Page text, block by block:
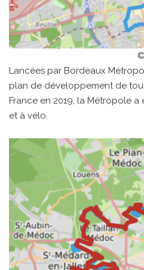
Lancées par Bordeaux
plan de développement de
France en 2019, la Métropole
et à vélo.